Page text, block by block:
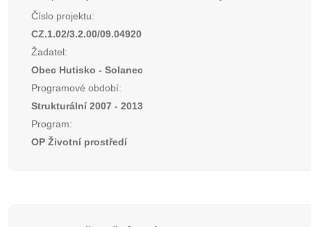
Číslo projektu:
CZ.1.02/3.2.00/09.04920
Žadatel:
Obec Hutisko - Solanec
Programové období:
Strukturální 2007 - 2013
Program:
OP Životní prostředí